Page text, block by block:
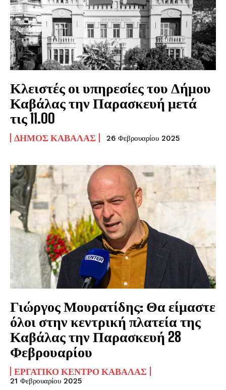
Κλειστές οι υπηρεσίες του Δήμου
Καβάλας την Παρασκευή μετά
τις 11.00
ΔΉΜΟΣ ΚΑΒΆΛΑΣ 26 Φεβρουαρίου 2025
Γιώργος Μουρατίδης: Θα είμαστε
όλοι στην κεντρική πλατεία της
Καβάλας την Παρασκευή 28
Φεβρουαρίου
ΕΡΓΑΤΙΚΌ ΚΈΝΤΡΟ ΚΑΒΆΛΑΣ
21 Φεβρουαρίου 2025